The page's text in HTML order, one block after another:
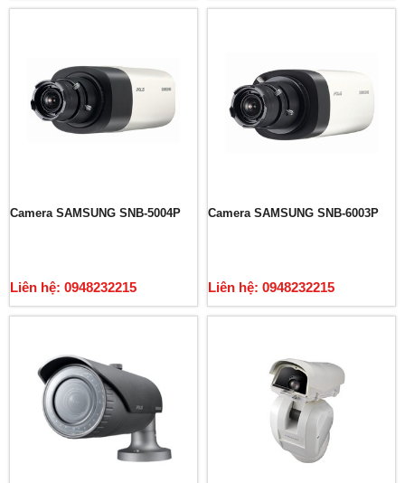
Camera SAMSUNG SNB-5004P
Liên hệ: 0948232215
Camera SAMSUNG SNB-6003P
Liên hệ: 0948232215